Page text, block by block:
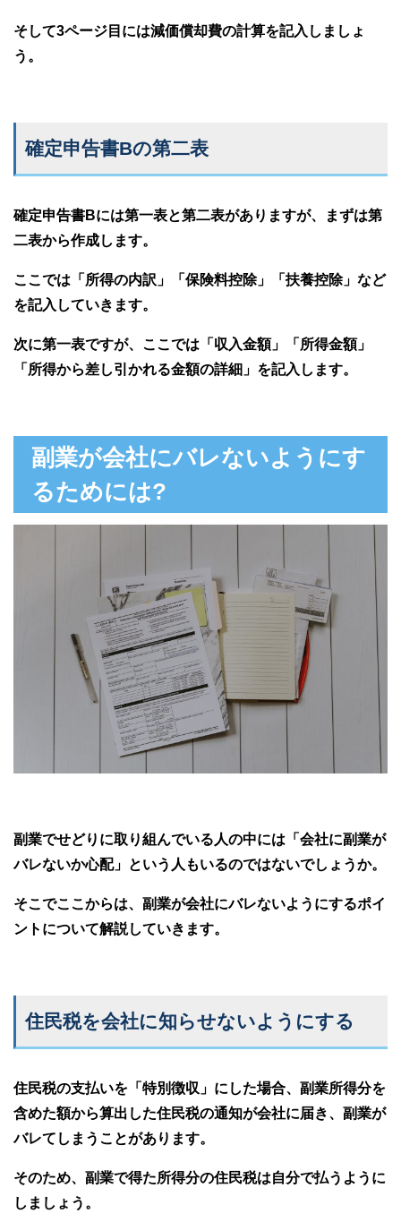
そして3ページ目には減価償却費の計算を記入しましょ
う。
確定申告書Bの第二表
確定申告書Bには第一表と第二表がありますが、まずは第
二表から作成します。
ここでは「所得の内訳」「保険料控除」「扶養控除」など
を記入していきます。
次に第一表ですが、ここでは「収入金額」「所得金額」
「所得から差し引かれる金額の詳細」を記入します。
副業が会社にバレないようにす
るためには?
副業でせどりに取り組んでいる人の中には「会社に副業が
バレないか心配」という人もいるのではないでしょうか。
そこでここからは、副業が会社にバレないようにするポイ
ントについて解説していきます。
住民税を会社に知らせないようにする
住民税の支払いを「特別徴収」にした場合、副業所得分を
含めた額から算出した住民税の通知が会社に届き、副業が
バレてしまうことがあります。
そのため、副業で得た所得分の住民税は自分で払うように
しましょう。